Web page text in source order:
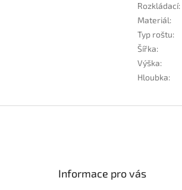
Rozkládací:
Materiál:
Typ roštu:
Šířka:
Výška:
Hloubka:
Informace pro vás